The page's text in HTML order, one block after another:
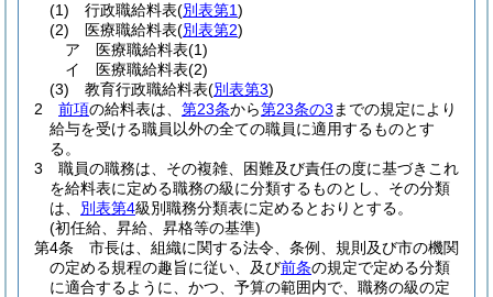
(1)
行政職給料表(別表第1)
(2)
医療職給料表(別表第2)
ア
医療職給料表(1)
イ
医療職給料表(2)
(3)
教育行政職給料表(別表第3)
2
前項の給料表は、 第23条から第23条の3 までの規定により
給与を受ける職員以外の全ての職員に適用するものとす
る。
3
職員の職務は、その複雑、困難及び責任の度に基づきこれ
を給料表に定める職務の級に分類するものとし、その分類
は、 別表第4級別職務分類表に定めるとおりとする。
(初任給、昇給、昇格等の基準)
第4条
市長は、組織に関する法令、条例、規則及び市の機関
の定める規程の趣旨に従い、及び前条の規定で定める分類
に適合するように、かつ、予算の範囲内で、職務の級の定